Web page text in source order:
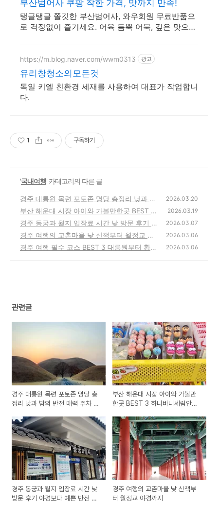
부산범어사 쿠팡 착한 가격, 맛까지 만족!
탱글탱글 쫄깃한 부산범어사, 와우회원 무료반품으
로 걱정없이 즐기세요. 어육 듬뿍 어묵, 깊은 맛으로
https://m.blog.naver.com/wwm0313 광고
유리창청소의모든것
독일 키엘 친환경 세재를 사용하여 대표가 작업합니
다.
1 구독하기
'국내여행' 카테고리의 다른 글
경주 대릉원 목련 포토존 명당 총정리 낮과 밤
의 반전 매력 주차 입장료 인생샷 꿀팁
(2)
2026.03.20
부산 해운대 시장 아이와 가볼만한곳 BEST 3
하니바니세림안녕마트 소품샵 정복기
(1)
2026.03.19
경주 동궁과 월지 입장료 시간 낮 방문 후기 야
경보다 예쁜 반전 매력
(1)
2026.03.07
경주 여행의 교촌마을 낮 산책부터 월정교 야
경까지
(0)
2026.03.06
경주 여행 필수 코스 BEST 3 대릉원부터 황리
2026.03.06
관련글
경주 대릉원 목련 포토존 명당 총
정리 낮과 밤의 반전 매력 주차 입
부산 해운대 시장 아이와 가볼만
한곳 BEST 3 하니바니세림안녕
경주 동궁과 월지 입장료 시간 낮
방문 후기 야경보다 예쁜 반전 매
경주 여행의 교촌마을 낮 산책부
터 월정교 야경까지